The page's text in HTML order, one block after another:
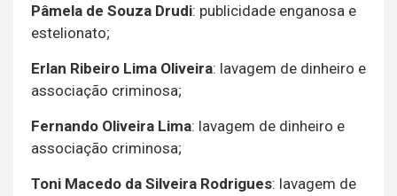
Pâmela de Souza Drudi: publicidade enganosa e
estelionato;
Erlan Ribeiro Lima Oliveira: lavagem de dinheiro e
associação criminosa;
Fernando Oliveira Lima: lavagem de dinheiro e
associação criminosa;
Toni Macedo da Silveira Rodrigues: lavagem de